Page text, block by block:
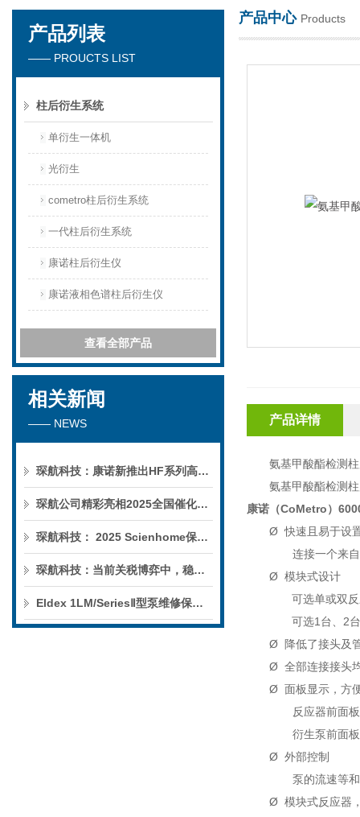
天津琛航科苑科技发展有限公司
产品列表
—— PROUCTS LIST
柱后衍生系统
单衍生一体机
光衍生
cometro柱后衍生系统
一代柱后衍生系统
康诺柱后衍生仪
康诺液相色谱柱后衍生仪
查看全部产品
相关新闻
—— NEWS
琛航科技：康诺新推出HF系列高压恒流泵
琛航公司精彩亮相2025全国催化学术会议
琛航科技： 2025 Scienhome保护柱年中赠送活动
琛航科技：当前关税博弈中，稳定的货源可解您燃眉之急
Eldex 1LM/SeriesⅡ型泵维修保养服务
产品中心 Products
产品详情
氨基甲酸酯检测
氨基甲酸酯检测
康诺（CoMetro）
Ø 快速且易于设
连接一个来
Ø 模块式设计
可选单或双
可选1 台、 2
Ø
降低了接头及
Ø 全部连接接头
Ø 面板显示，方
反应器前面
衍生泵前面
Ø 外部控制
泵的流速等
Ø 模块式反应器